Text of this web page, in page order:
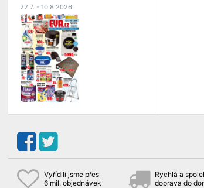
22.7. - 10.8.2026
Vyřídili jsme přes
6 mil. objednávek
Rychlá a
doprava do